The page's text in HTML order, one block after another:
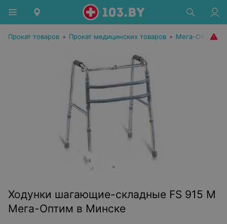
Прокат товаров • Прокат медицинских товаров • Мега-Оптим
Ходунки шагающие-складные FS 915 M
Мега-Оптим в Минске